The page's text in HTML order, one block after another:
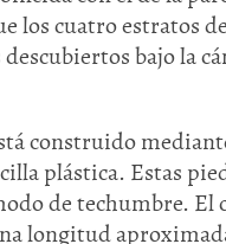
los cuatro estratos
bajo la
construido
plástica. Estas
de techumbre. El
longitud